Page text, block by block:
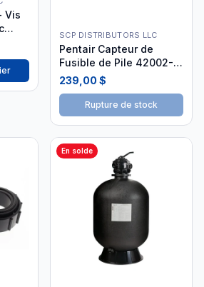
Vis
SCP DISTRIBUTORS LLC
Pentair Capteur de
Fusible de Pile 42002-
0024S
239,00 $
Rupture de stock
En solde